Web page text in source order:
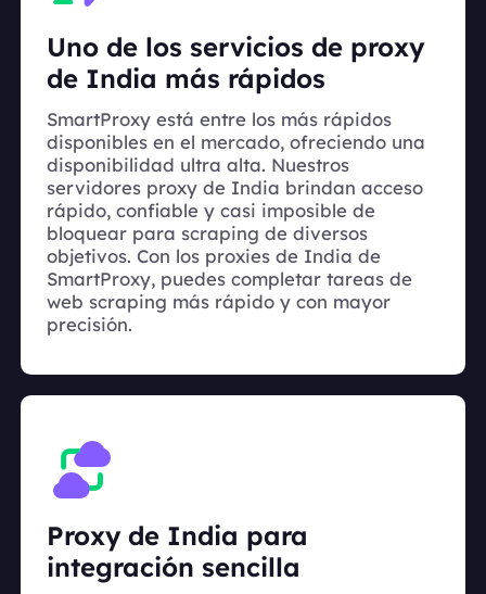
Uno de los servicios de proxy
de India más rápidos
SmartProxy está entre los más rápidos
disponibles en el mercado, ofreciendo una
disponibilidad ultra alta. Nuestros
servidores proxy de India brindan acceso
rápido, confiable y casi imposible de
bloquear para scraping de diversos
objetivos. Con los proxies de India de
SmartProxy, puedes completar tareas de
web scraping más rápido y con mayor
precisión.
Proxy de India para
integración sencilla